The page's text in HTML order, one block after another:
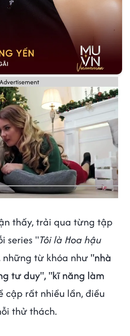
Advertisement
thấy, trải qua từng tập
series "Tôi là Hoa hậu
những từ khóa như "nhà
tư duy", "kĩ năng làm
cập rất nhiều lần, điều
thử thách.